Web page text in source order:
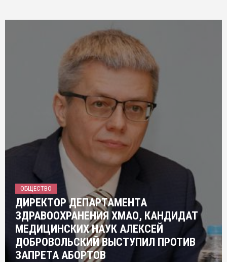
ОБЩЕСТВО
ДИРЕКТОР ДЕПАРТАМЕНТА
ЗДРАВООХРАНЕНИЯ ХМАО, КАНДИДАТ
МЕДИЦИНСКИХ НАУК АЛЕКСЕЙ
ДОБРОВОЛЬСКИЙ ВЫСТУПИЛ ПРОТИВ
ЗАПРЕТА АБОРТОВ